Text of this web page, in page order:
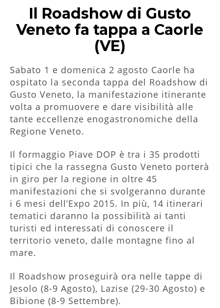
Il Roadshow di Gusto
Veneto fa tappa a Caorle
(VE)
Sabato 1 e domenica 2 agosto Caorle ha
ospitato la seconda tappa del Roadshow di
Gusto Veneto, la manifestazione itinerante
volta a promuovere e dare visibilità alle
tante eccellenze enogastronomiche della
Regione Veneto.
Il formaggio Piave DOP è tra i 35 prodotti
tipici che la rassegna Gusto Veneto porterà
in giro per la regione in oltre 45
manifestazioni che si svolgeranno durante
i 6 mesi dell’Expo 2015. In più, 14 itinerari
tematici daranno la possibilità ai tanti
turisti ed interessati di conoscere il
territorio veneto, dalle montagne fino al
mare.
Il Roadshow proseguirà ora nelle tappe di
Jesolo (8-9 Agosto), Lazise (29-30 Agosto) e
Bibione (8-9 Settembre).